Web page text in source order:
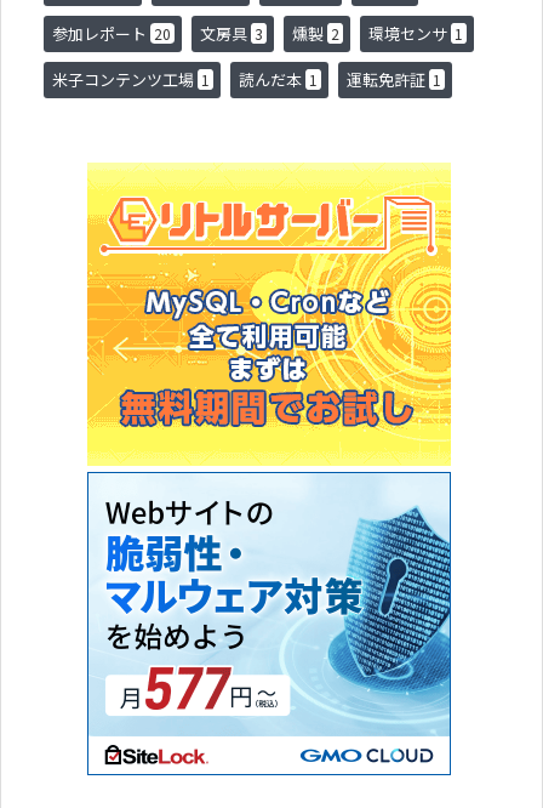
参加レポート 20 文房具 3 燻製 2 環境センサ 1
米子コンテンツ工場 1 読んだ本 1 運転免許証 1